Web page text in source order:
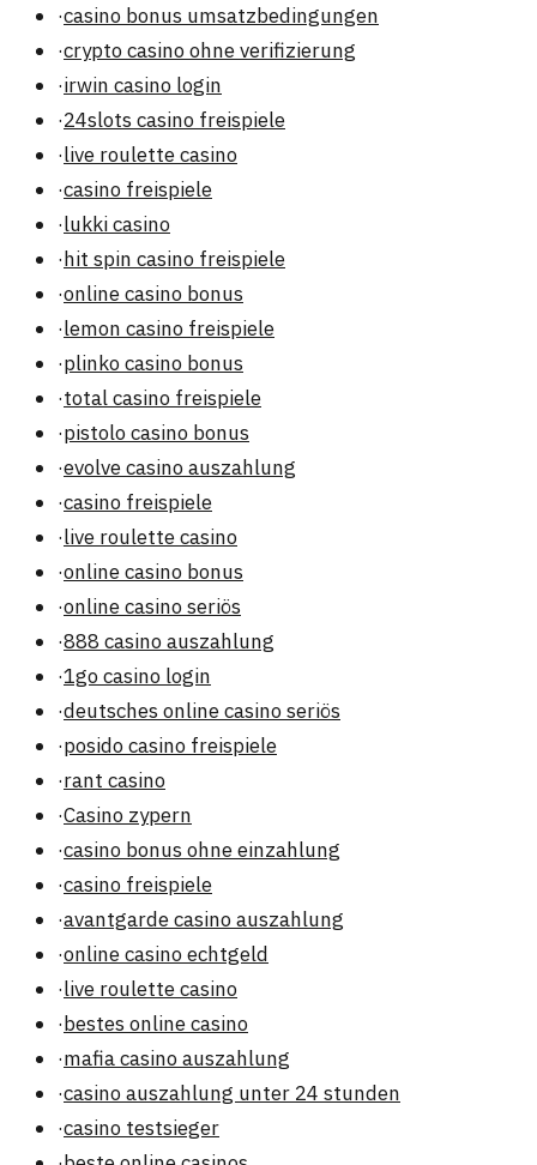
·casino bonus umsatzbedingungen
·crypto casino ohne verifizierung
·irwin casino login
·24slots casino freispiele
·live roulette casino
·casino freispiele
·lukki casino
·hit spin casino freispiele
·online casino bonus
·lemon casino freispiele
·plinko casino bonus
·total casino freispiele
·pistolo casino bonus
·evolve casino auszahlung
·casino freispiele
·live roulette casino
·online casino bonus
·online casino seriös
·888 casino auszahlung
·1go casino login
·deutsches online casino seriös
·posido casino freispiele
·rant casino
·Casino zypern
·casino bonus ohne einzahlung
·casino freispiele
·avantgarde casino auszahlung
·online casino echtgeld
·live roulette casino
·bestes online casino
·mafia casino auszahlung
·casino auszahlung unter 24 stunden
·casino testsieger